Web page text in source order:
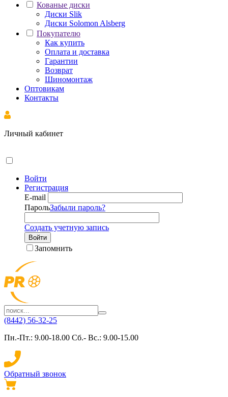
Кованые диски
Диски Slik
Диски Solomon Alsberg
Покупателю
Как купить
Оплата и доставка
Гарантии
Возврат
Шиномонтаж
Оптовикам
Контакты
Личный кабинет
Войти
Регистрация
E-mail
ПарольЗабыли пароль?
Создать учетную запись
Войти
Запомнить
(8442) 56-32-25
Пн.-Пт.: 9.00-18.00 Сб.- Вс.: 9.00-15.00
Обратный звонок